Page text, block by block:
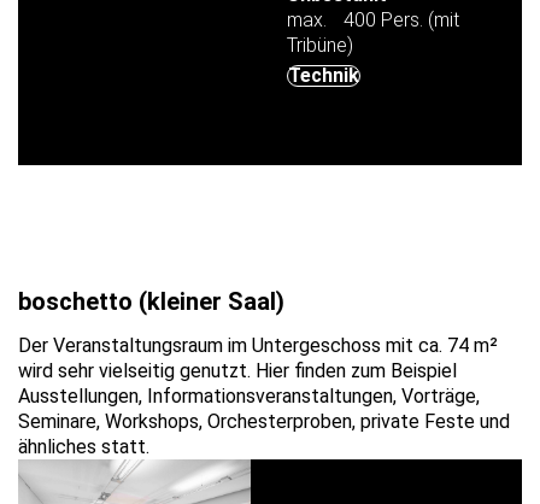
max. 400 Pers. (mit
Tribüne)
Technik
boschetto (kleiner Saal)
Der Veranstaltungsraum im Untergeschoss mit ca. 74 m²
wird sehr vielseitig genutzt. Hier finden zum Beispiel
Ausstellungen, Informationsveranstaltungen, Vorträge,
Seminare, Workshops, Orchesterproben, private Feste und
ähnliches statt.